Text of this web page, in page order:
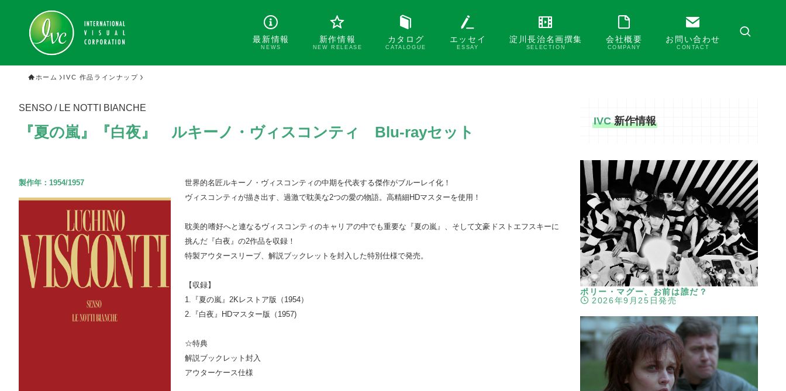
最新情報
NEWS
新作情報
NEW RELEASE
カタログ
CATALOGUE
エッセイ
ESSAY
淀川長治名画撰集
SELECTION
会社概要
COMPANY
お問い合わせ
CONTACT
ホーム IVC 作品ラインナップ
SENSO / LE NOTTI BIANCHE
『夏の嵐』『白夜』 ルキーノ・ヴィスコンティ Blu-rayセット
製作年： 1954/1957
世界的名匠ルキーノ・ヴィスコンティの中期を代表する傑作がブルーレイ化！
ヴィスコンティが描き出す、過激で耽美な2つの愛の物語。高精細HDマスターを使用！
耽美的嗜好へと連なるヴィスコンティのキャリアの中でも重要な『夏の嵐』、そして文豪ドストエフスキーに
挑んだ『白夜』の2作品を収録！
特製アウタースリーブ、解説ブックレットを封入した特別仕様で発売。
【収録】
1.『夏の嵐』2Kレストア版（1954）
2.『白夜』HDマスター版（1957)
☆特典
解説ブックレット封入
アウターケース仕様
IVC新作情報
ポリー・マグー、お前は誰だ？
2026年9月25日発売